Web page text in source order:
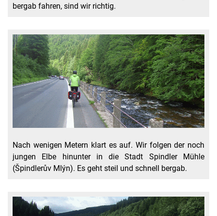
bergab fahren, sind wir richtig.
Nach wenigen Metern klart es auf. Wir folgen der noch
jungen Elbe hinunter in die Stadt Spindler Mühle
(Špindlerův Mlýn). Es geht steil und schnell bergab.